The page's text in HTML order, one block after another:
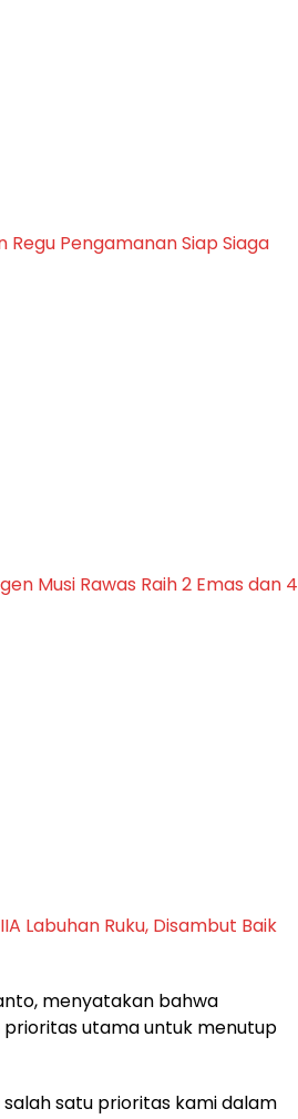
Regu Pengamanan Siap Siaga
Musi Rawas Raih 2 Emas dan 4
Labuhan Ruku, Disambut Baik
menyatakan bahwa
utama untuk menutup
satu prioritas kami dalam